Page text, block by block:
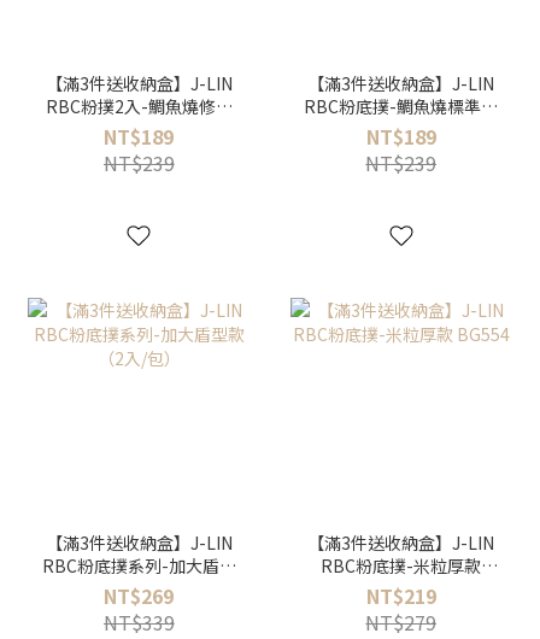
【滿3件送收納盒】J-LIN
RBC粉撲2入-鯛魚燒修飾
薄款 BG557
NT$189
NT$239
【滿3件送收納盒】J-LIN
RBC粉底撲-鯛魚燒標準款
BG556
NT$189
NT$239
【滿3件送收納盒】J-LIN
RBC粉底撲系列-加大盾型
款（2入/包）
NT$269
NT$339
【滿3件送收納盒】J-LIN
RBC粉底撲-米粒厚款
BG554
NT$219
NT$279